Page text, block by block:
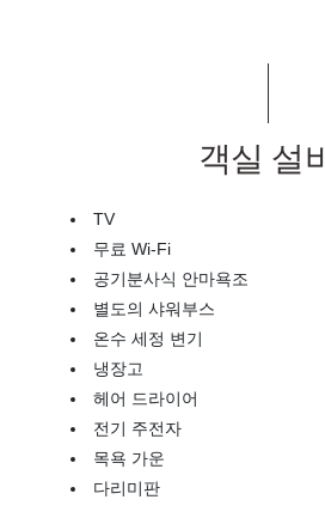
객실 설비
TV
무료 Wi-Fi
공기분사식 안마욕조
별도의 샤워부스
온수 세정 변기
냉장고
헤어 드라이어
전기 주전자
목욕 가운
다리미판